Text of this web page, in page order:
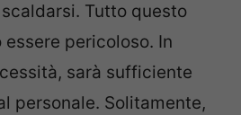
Tutto questo
essere pericoloso. In
sarà sufficiente
personale. Solitamente,